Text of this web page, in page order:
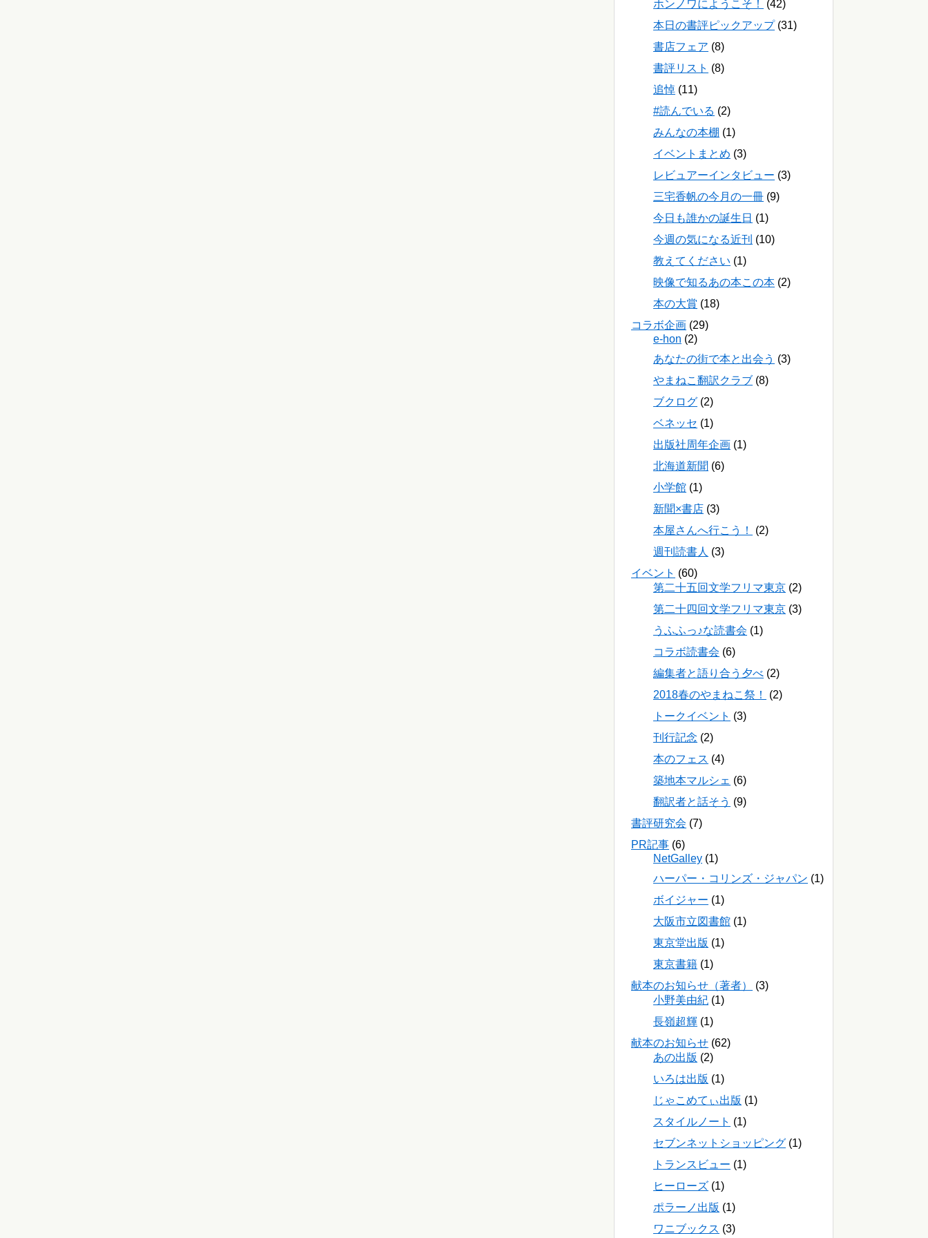
ホンノワにようこそ！
(42)
本日の書評ピックアップ(31)
書店フェア (8)
書評リスト (8)
追悼 (11)
#読んでいる (2)
みんなの本棚 (1)
イベントまとめ (3)
レビュアーインタビュー (3)
三宅香帆の今月の一冊 (9)
今日も誰かの誕生日 (1)
今週の気になる近刊 (10)
教えてください (1)
映像で知るあの本この本 (2)
本の大賞 (18)
コラボ企画 (29)
e-hon (2)
あなたの街で本と出会う (3)
やまねこ翻訳クラブ (8)
ブクログ (2)
ベネッセ (1)
出版社周年企画 (1)
北海道新聞 (6)
小学館 (1)
新聞×書店 (3)
本屋さんへ行こう！
(2)
週刊読書人 (3)
イベント (60)
第二十五回文学フリマ東京 (2)
第二十四回文学フリマ東京 (3)
うふふっ♪な読書会 (1)
コラボ読書会 (6)
編集者と語り合う夕べ (2)
2018春のやまねこ祭！
(2)
トークイベント (3)
刊行記念 (2)
本のフェス (4)
築地本マルシェ (6)
翻訳者と話そう (9)
書評研究会 (7)
PR記事 (6)
NetGalley (1)
ハーパー・コリンズ・ジャパン (1)
ボイジャー (1)
大阪市立図書館 (1)
東京堂出版 (1)
東京書籍 (1)
献本のお知らせ（著者）
(3)
小野美由紀 (1)
長嶺超輝 (1)
献本のお知らせ (62)
あの出版 (2)
いろは出版 (1)
じゃこめてぃ出版 (1)
スタイルノート (1)
セブンネットショッピング (1)
トランスビュー (1)
ヒーローズ (1)
ポラーノ出版 (1)
ワニブックス (3)